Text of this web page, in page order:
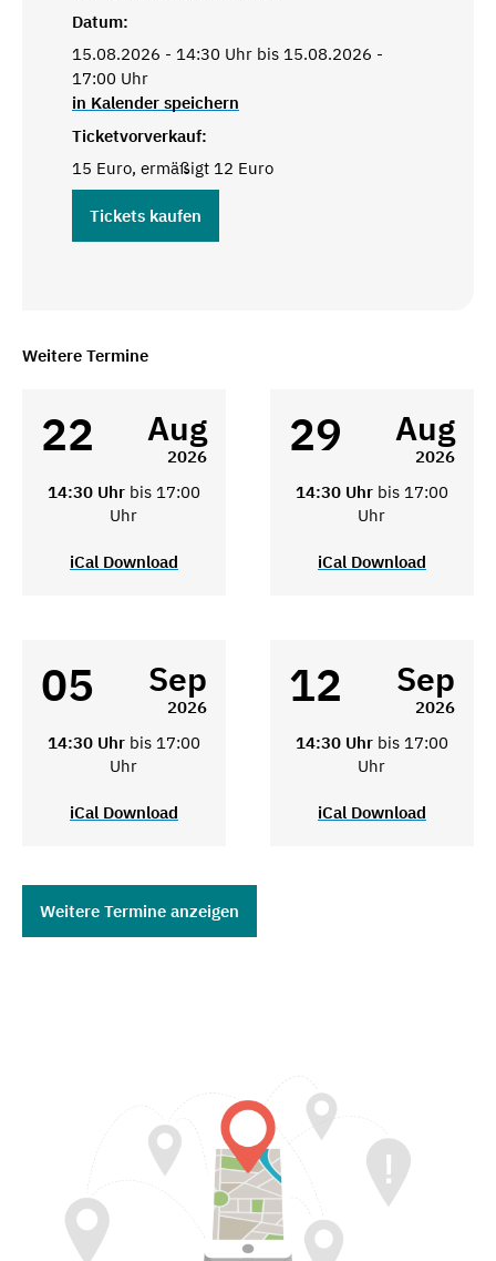
Datum:
15.08.2026 - 14:30 Uhr bis 15.08.2026 -
17:00 Uhr
in Kalender speichern
Ticketvorverkauf:
15 Euro, ermäßigt 12 Euro
Tickets kaufen
Weitere Termine
22 Aug
2026
14:30 Uhr bis 17:00
Uhr
iCal Download
29 Aug
2026
14:30 Uhr bis 17:00
Uhr
iCal Download
05 Sep
2026
14:30 Uhr bis 17:00
Uhr
iCal Download
12 Sep
2026
14:30 Uhr bis 17:00
Uhr
iCal Download
Weitere Termine anzeigen